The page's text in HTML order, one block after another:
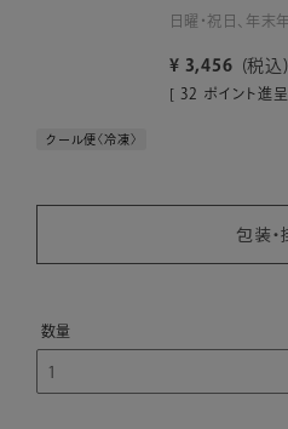
日曜・祝日、年
¥ 3,456 税込
[ 32 ポイント進
クール便〈冷凍〉
包装